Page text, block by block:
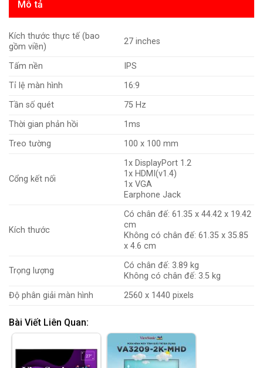
Mô tả
Kích thước thực tế (bao
gồm viền)
27 inches
Tấm nền
IPS
Tỉ lệ màn hình
16:9
Tần số quét
75 Hz
Thời gian phản hồi
1ms
Treo tường
100 x 100 mm
Cổng kết nối
1x DisplayPort 1.2
1x HDMI(v1.4)
1x VGA
Earphone Jack
Kích thước
Có chân đế: 61.35 x 44.42 x 19.42
cm
Không có chân đế: 61.35 x 35.85
x 4.6 cm
Trọng lượng
Có chân đế: 3.89 kg
Không có chân đế: 3.5 kg
Độ phân giải màn hình
2560 x 1440 pixels
Bài Viết Liên Quan: